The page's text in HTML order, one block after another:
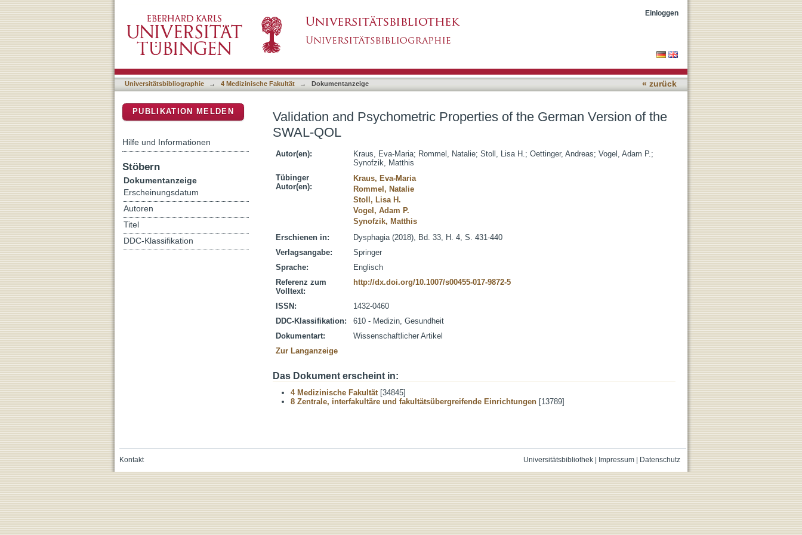
Einloggen
Universitätsbibliographie → 4 Medizinische Fakultät → Dokumentanzeige « zurück
Validation and Psychometric Properties of the German Version of the
SWAL-QOL
Autor(en): Kraus, Eva-Maria; Rommel, Natalie; Stoll, Lisa H.; Oettinger, Andreas; Vogel, Adam P.;
Synofzik, Matthis
Tübinger
Autor(en):
Kraus, Eva-Maria
Rommel, Natalie
Stoll, Lisa H.
Vogel, Adam P.
Synofzik, Matthis
Erschienen in:
Dysphagia (2018), Bd. 33, H. 4, S. 431-440
Verlagsangabe:
Springer
Sprache:
Englisch
Referenz zum
Volltext:
http://dx.doi.org/10.1007/s00455-017-9872-5
ISSN:
1432-0460
DDC-Klassifikation:
610 - Medizin, Gesundheit
Dokumentart:
Wissenschaftlicher Artikel
Zur Langanzeige
Das Dokument erscheint in:
4 Medizinische Fakultät[34845]
8 Zentrale, interfakultäre und fakultätsübergreifende Einrichtungen [13789]
PUBLIKATION MELDEN
Hilfe und Informationen
Stöbern
Dokumentanzeige
Erscheinungsdatum
Autoren
Titel
DDC-Klassifikation
Universitätsbibliothek| Impressum| Datenschutz
Kontakt